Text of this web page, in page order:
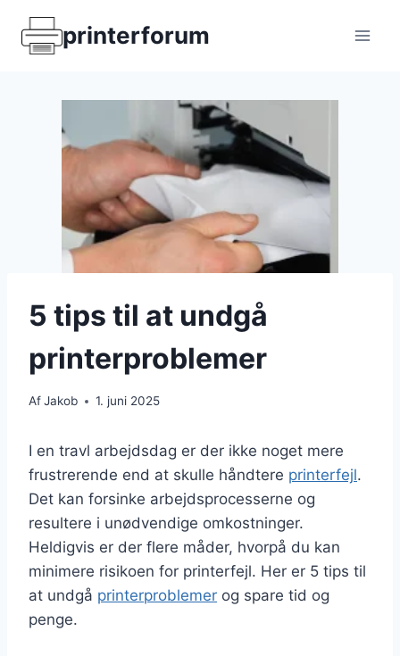
indhold
printerforum
5 tips til at undgå
printerproblemer
AfJakob 1. juni 2025
I en travl arbejdsdag er der ikke noget mere
frustrerende end at skulle håndtere printerfejl.
Det kan forsinke arbejdsprocesserne og
resultere i unødvendige omkostninger.
Heldigvis er der flere måder, hvorpå du kan
minimere risikoen for printerfejl. Her er 5 tips til
at undgå printerproblemer og spare tid og
penge.